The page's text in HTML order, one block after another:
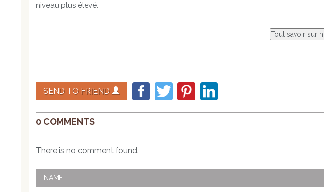
niveau plus élevé.
SEND TO FRIEND
0 COMMENTS
There is no comment found.